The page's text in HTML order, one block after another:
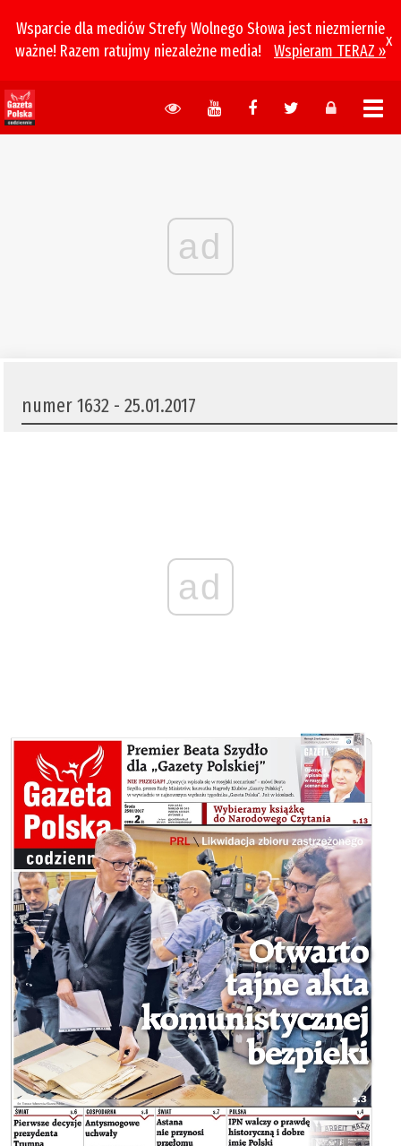
Wsparcie dla mediów Strefy Wolnego Słowa jest niezmiernie
ważne! Razem ratujmy niezależne media!
Wspieram TERAZ »
x
ad
numer 1632 - 25.01.2017
ad